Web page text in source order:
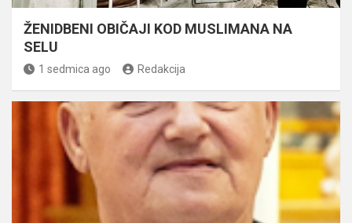
ŽENIDBENI OBIČAJI KOD MUSLIMANA NA
SELU
1 sedmica ago Redakcija